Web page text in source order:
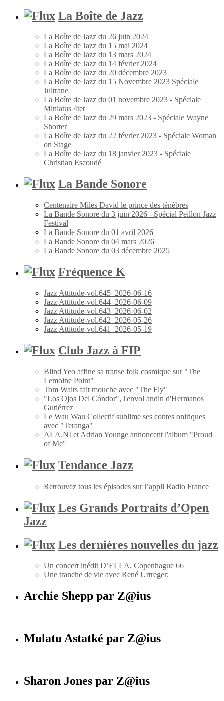
La Boîte de Jazz
La Boîte de Jazz du 26 juin 2024
La Boîte de Jazz du 15 mai 2024
La Boîte de Jazz du 13 mars 2024
La Boîte de Jazz du 14 février 2024
La Boîte de Jazz du 20 décembre 2023
La Boîte de Jazz du 15 Novembre 2023 Spéciale
Jultrane
La Boîte de Jazz du 01 novembre 2023 - Spéciale
Miniatus 4tet
La Boîte de Jazz du 29 mars 2023 - Spéciale Wayne
Shorter
La Boîte de Jazz du 22 février 2023 - Spéciale Woman
on Stage
La Boîte de Jazz du 18 janvier 2023 - Spéciale
Christian Escoudé
La Bande Sonore
Centenaire Miles David le prince des ténèbres
La Bande Sonore du 3 juin 2026 - Spécial Peillon Jazz
Festival
La Bande Sonore du 01 avril 2026
La Bande Sonore du 04 mars 2026
La Bande Sonore du 03 décembre 2025
Fréquence K
Jazz Attitude-vol.645_2026-06-16
Jazz Attitude-vol.644_2026-06-09
Jazz Attitude-vol.643_2026-06-02
Jazz Attitude-vol.642_2026-05-26
Jazz Attitude-vol.641_2026-05-19
Club Jazz à FIP
Blind Yeo affine sa transe folk cosmique sur "The
Lemoine Point"
Tom Waits fait mouche avec "The Fly"
"Los Ojos Del Cóndor", l'envol andin d'Hermanos
Gutiérrez
Le Wau Wau Collectif sublime ses contes oniriques
avec "Teranga"
ALA.NI et Adrian Younge annoncent l'album "Proud
of Me"
Tendance Jazz
Retrouvez tous les épisodes sur l’appli Radio France
Les Grands Portraits d’Open
Jazz
Les dernières nouvelles du jazz
Un concert inédit D’ELLA, Copenhague 66
Une tranche de vie avec René Urtreger;
Archie Shepp par Z@ius
Mulatu Astatké par Z@ius
Sharon Jones par Z@ius